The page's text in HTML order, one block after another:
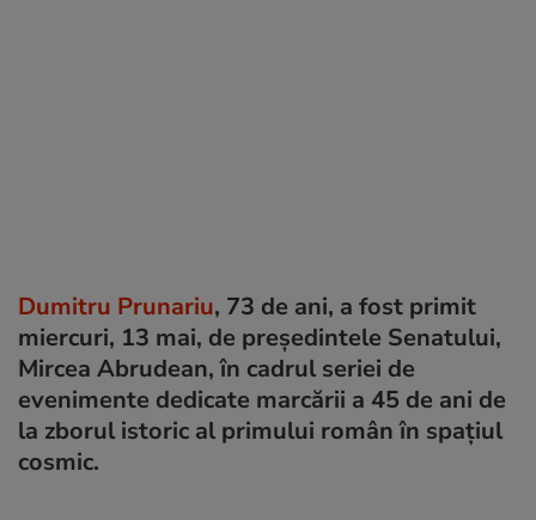
Dumitru Prunariu, 73 de ani, a fost primit
miercuri, 13 mai, de președintele Senatului,
Mircea Abrudean, în cadrul seriei de
evenimente dedicate marcării a 45 de ani de
la zborul istoric al primului român în spațiul
cosmic.